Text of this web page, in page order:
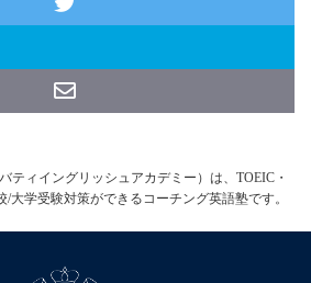
ティイングリッシュアカデミー）は、TOEIC・
/大学受験対策ができるコーチング英語塾です。